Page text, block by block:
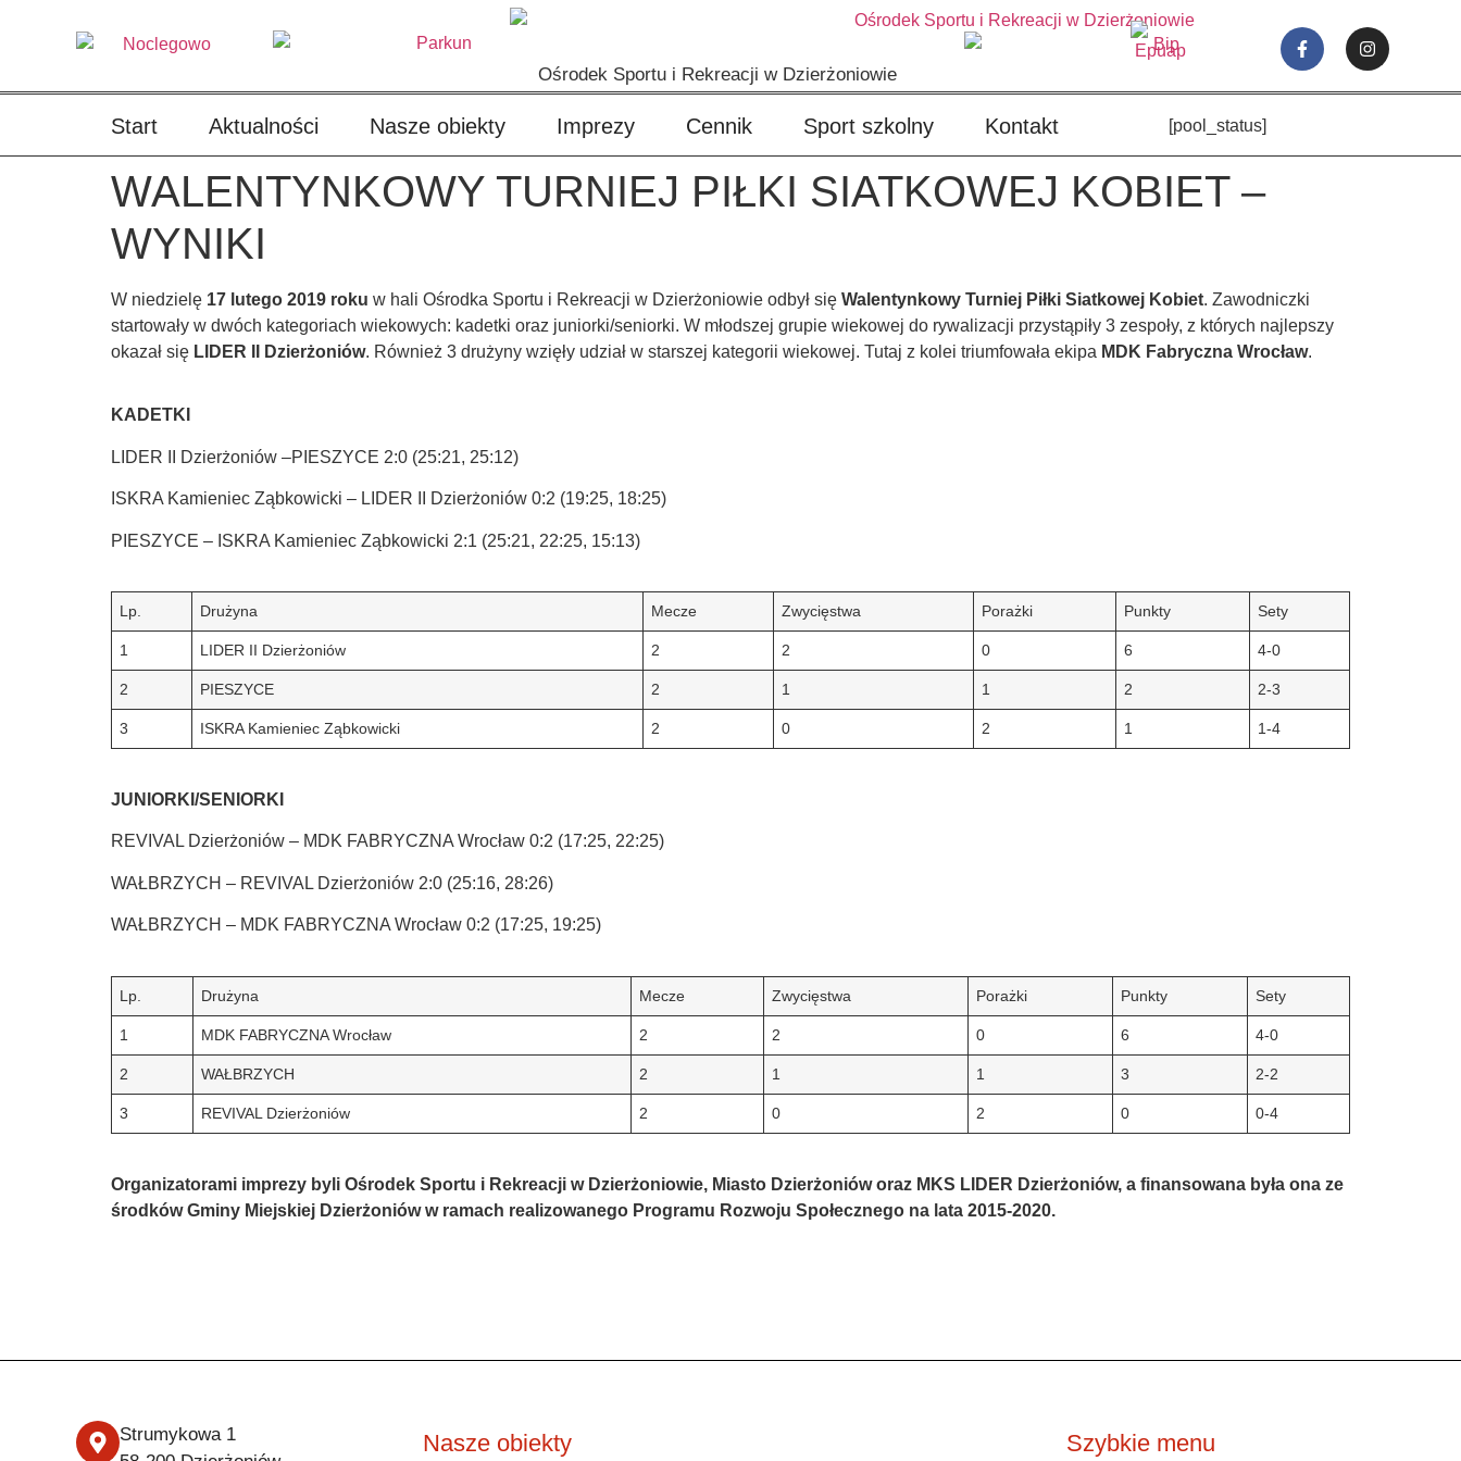
Ośrodek Sportu i Rekreacji w Dzierżoniowie
Start Aktualności Nasze obiekty Imprezy Cennik Sport szkolny Kontakt [pool_status]
WALENTYNKOWY TURNIEJ PIŁKI SIATKOWEJ KOBIET –
WYNIKI
W niedzielę 17 lutego 2019 roku w hali Ośrodka Sportu i Rekreacji w Dzierżoniowie odbył się Walentynkowy Turniej Piłki Siatkowej Kobiet. Zawodniczki
startowały w dwóch kategoriach wiekowych: kadetki oraz juniorki/seniorki. W młodszej grupie wiekowej do rywalizacji przystąpiły 3 zespoły, z których najlepszy
okazał się LIDER II Dzierżoniów. Również 3 drużyny wzięły udział w starszej kategorii wiekowej. Tutaj z kolei triumfowała ekipa MDK Fabryczna Wrocław.
KADETKI
LIDER II Dzierżoniów –PIESZYCE 2:0 (25:21, 25:12)
ISKRA Kamieniec Ząbkowicki – LIDER II Dzierżoniów 0:2 (19:25, 18:25)
PIESZYCE – ISKRA Kamieniec Ząbkowicki 2:1 (25:21, 22:25, 15:13)
Lp. Drużyna Mecze Zwycięstwa Porażki Punkty Sety
1 LIDER II Dzierżoniów 2 2 0 6 4-0
2 PIESZYCE 2 1 1 2 2-3
3 ISKRA Kamieniec Ząbkowicki 2 0 2 1 1-4
JUNIORKI/SENIORKI
REVIVAL Dzierżoniów – MDK FABRYCZNA Wrocław 0:2 (17:25, 22:25)
WAŁBRZYCH – REVIVAL Dzierżoniów 2:0 (25:16, 28:26)
WAŁBRZYCH – MDK FABRYCZNA Wrocław 0:2 (17:25, 19:25)
Lp. Drużyna Mecze Zwycięstwa Porażki Punkty Sety
1 MDK FABRYCZNA Wrocław 2 2 0 6 4-0
2 WAŁBRZYCH 2 1 1 3 2-2
3 REVIVAL Dzierżoniów 2 0 2 0 0-4
Organizatorami imprezy byli Ośrodek Sportu i Rekreacji w Dzierżoniowie, Miasto Dzierżoniów oraz MKS LIDER Dzierżoniów, a finansowana była ona ze
środków Gminy Miejskiej Dzierżoniów w ramach realizowanego Programu Rozwoju Społecznego na lata 2015-2020.
Strumykowa 1
Nasze obiekty Szybkie menu